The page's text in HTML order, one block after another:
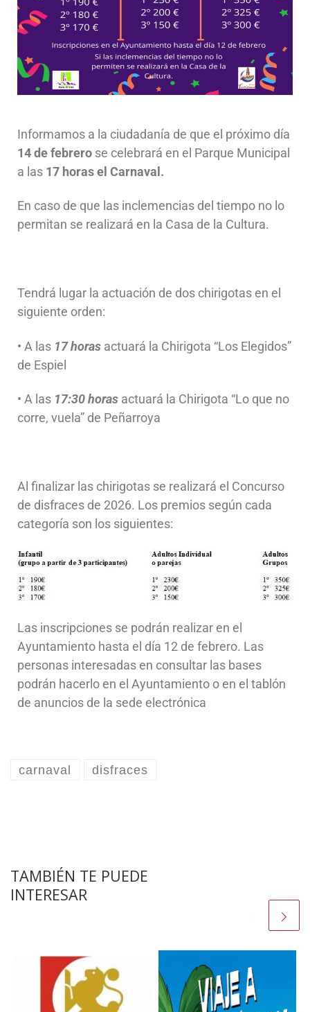
Informamos a la ciudadanía de que el próximo día
14 de febrero se celebrará en el Parque Municipal
a las 17 horas el Carnaval.
En caso de que las inclemencias del tiempo no lo
permitan se realizará en la Casa de la Cultura.
Tendrá lugar la actuación de dos chirigotas en el
siguiente orden:
• A las 17 horas actuará la Chirigota “Los Elegidos”
de Espiel
• A las 17:30 horas actuará la Chirigota “Lo que no
corre, vuela” de Peñarroya
Al finalizar las chirigotas se realizará el Concurso
de disfraces de 2026. Los premios según cada
categoría son los siguientes:
Las inscripciones se podrán realizar en el
Ayuntamiento hasta el día 12 de febrero. Las
personas interesadas en consultar las bases
podrán hacerlo en el Ayuntamiento o en el tablón
de anuncios de la sede electrónica
carnaval disfraces
TAMBIÉN TE PUEDE
INTERESAR